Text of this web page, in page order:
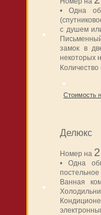
• Одна
с душем
замок в
некоторых
Стоимость
Делюкс
Номер на 2
• Одна
Ванная